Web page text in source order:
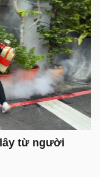
từ người